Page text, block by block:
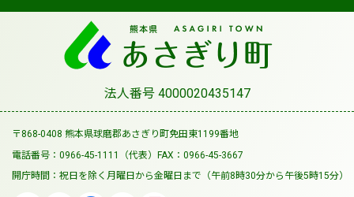
法人番号 4000020435147
〒868-0408 熊本県球磨郡あさぎり町免田東1199番地
電話番号：0966-45-1111（代表） FAX：0966-45-3667
開庁時間：祝日を除く月曜日から金曜日まで （午前8時30分から午後5時15分）